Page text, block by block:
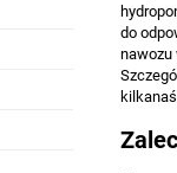
do
nawozu